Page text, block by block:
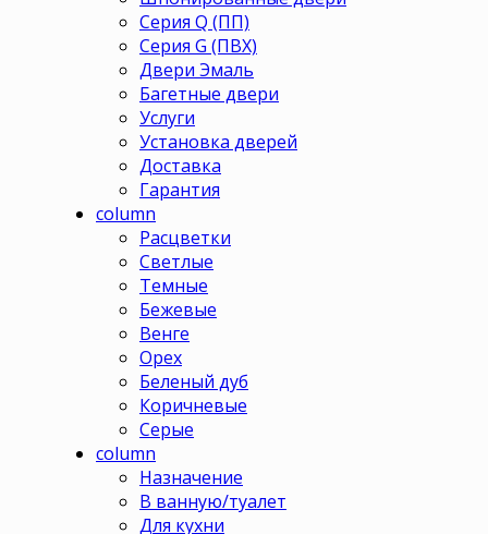
Серия Q (ПП)
Серия G (ПВХ)
Двери Эмаль
Багетные двери
Услуги
Установка дверей
Доставка
Гарантия
column
Расцветки
Светлые
Темные
Бежевые
Венге
Орех
Беленый дуб
Коричневые
Серые
column
Назначение
В ванную/туалет
Для кухни